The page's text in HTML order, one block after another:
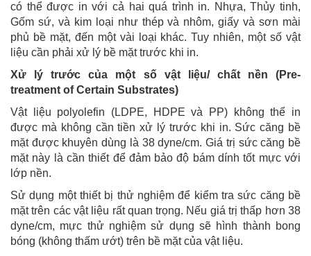
có thể được in với cả hai quá trình in. Nhựa, Thủy tinh,
Gốm sứ, và kim loại như thép và nhôm, giấy và sơn mài
phủ bề mặt, đến một vài loại khác. Tuy nhiên, một số vật
liệu cần phải xử lý bề mặt trước khi in.
Xử lý trước của một số vật liệu/ chất nền (Pre-
treatment of Certain Substrates)
Vật liệu polyolefin (LDPE, HDPE và PP) không thể in
được mà không cần tiền xử lý trước khi in. Sức căng bề
mặt được khuyên dùng là 38 dyne/cm. Giá trị sức căng bề
mặt này là cần thiết để đảm bảo độ bám dính tốt mực với
lớp nền.
Sử dụng một thiết bị thử nghiệm để kiểm tra sức căng bề
mặt trên các vật liệu rất quan trọng. Nếu giá trị thấp hơn 38
dyne/cm, mực thử nghiệm sử dụng sẽ hình thành bong
bóng (không thấm ướt) trên bề mặt của vật liệu.